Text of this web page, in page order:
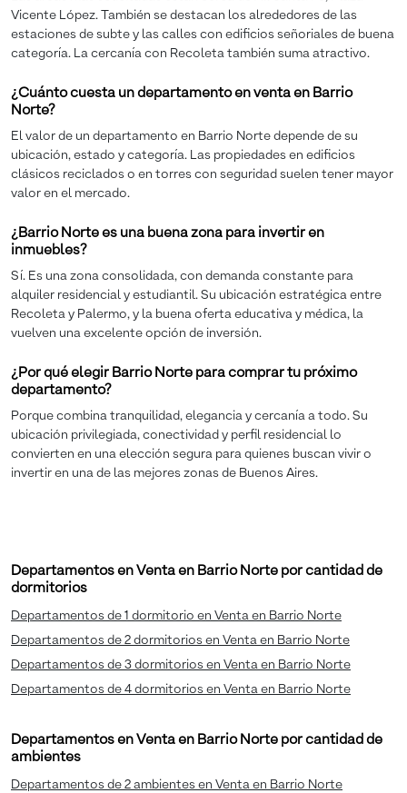
Vicente López. También se destacan los alrededores de las
estaciones de subte y las calles con edificios señoriales de buena
categoría. La cercanía con Recoleta también suma atractivo.
¿Cuánto cuesta un departamento en venta en Barrio
Norte?
El valor de un departamento en Barrio Norte depende de su
ubicación, estado y categoría. Las propiedades en edificios
clásicos reciclados o en torres con seguridad suelen tener mayor
valor en el mercado.
¿Barrio Norte es una buena zona para invertir en
inmuebles?
Sí. Es una zona consolidada, con demanda constante para
alquiler residencial y estudiantil. Su ubicación estratégica entre
Recoleta y Palermo, y la buena oferta educativa y médica, la
vuelven una excelente opción de inversión.
¿Por qué elegir Barrio Norte para comprar tu próximo
departamento?
Porque combina tranquilidad, elegancia y cercanía a todo. Su
ubicación privilegiada, conectividad y perfil residencial lo
convierten en una elección segura para quienes buscan vivir o
invertir en una de las mejores zonas de Buenos Aires.
Departamentos en Venta en Barrio Norte por cantidad de
dormitorios
Departamentos de 1 dormitorio en Venta en Barrio Norte
Departamentos de 2 dormitorios en Venta en Barrio Norte
Departamentos de 3 dormitorios en Venta en Barrio Norte
Departamentos de 4 dormitorios en Venta en Barrio Norte
Departamentos en Venta en Barrio Norte por cantidad de
ambientes
Departamentos de 2 ambientes en Venta en Barrio Norte